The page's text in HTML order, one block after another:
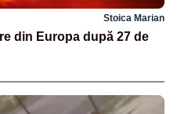
Stoica Marian
din Europa după 27 de